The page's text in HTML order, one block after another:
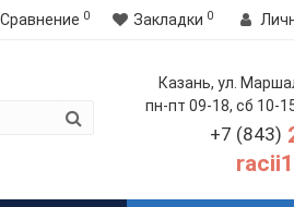
Сравнение 0 Закладки 0
Казань, ул.
пн-пт 09-18, сб 10-
+7 (843)